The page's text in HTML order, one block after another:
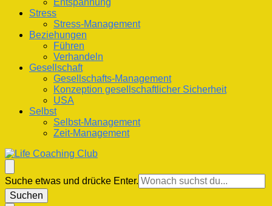
Stress
Stress-Management
Beziehungen
Führen
Verhandeln
Gesellschaft
Gesellschafts-Management
Konzeption gesellschaftlicher Sicherheit
USA
Selbst
Selbst-Management
Zeit-Management
Life Coaching Club
Für Deine Lebenskompetenz
Suchst
du
nach
Suche etwas und drücke Enter.